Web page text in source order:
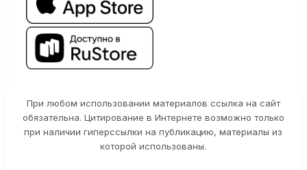
При любом использовании материалов ссылка на сайт
обязательна. Цитирование в Интернете возможно только
при наличии гиперссылки на публикацию, материалы из
которой использованы.